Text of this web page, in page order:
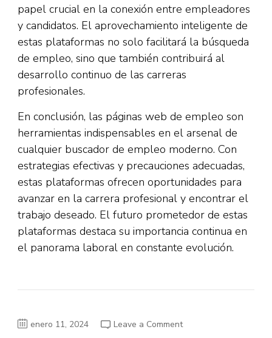
papel crucial en la conexión entre empleadores
y candidatos. El aprovechamiento inteligente de
estas plataformas no solo facilitará la búsqueda
de empleo, sino que también contribuirá al
desarrollo continuo de las carreras
profesionales.
En conclusión, las páginas web de empleo son
herramientas indispensables en el arsenal de
cualquier buscador de empleo moderno. Con
estrategias efectivas y precauciones adecuadas,
estas plataformas ofrecen oportunidades para
avanzar en la carrera profesional y encontrar el
trabajo deseado. El futuro prometedor de estas
plataformas destaca su importancia continua en
el panorama laboral en constante evolución.
enero 11, 2024 Leave a Commenton